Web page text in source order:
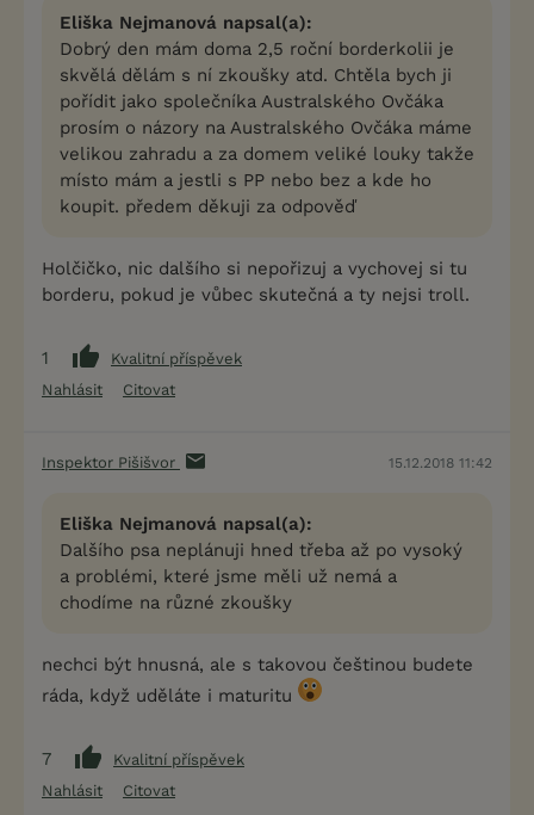
Eliška Nejmanová napsal(a):
Dobrý den mám doma 2,5 roční borderkolii je
skvělá dělám s ní zkoušky atd. Chtěla bych ji
pořídit jako společníka Australského Ovčáka
prosím o názory na Australského Ovčáka máme
velikou zahradu a za domem veliké louky takže
místo mám a jestli s PP nebo bez a kde ho
koupit. předem děkuji za odpověď
Holčičko, nic dalšího si nepořizuj a vychovej si tu
borderu, pokud je vůbec skutečná a ty nejsi troll.
1
Kvalitní příspěvek
Nahlásit
Citovat
Inspektor Pišišvor 15.12.2018 11:42
Eliška Nejmanová napsal(a):
Dalšího psa neplánuji hned třeba až po vysoký
a problémi, které jsme měli už nemá a
chodíme na různé zkoušky
nechci být hnusná, ale s takovou češtinou budete
ráda, když uděláte i maturitu
7
Kvalitní příspěvek
Nahlásit
Citovat